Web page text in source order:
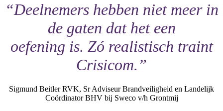
“Deelnemers hebben niet meer in
de gaten dat het een
oefening is. Zó realistisch traint
Crisicom.”
Sigmund Beitler RVK, Sr Adviseur Brandveiligheid en Landelijk
Coördinator BHV bij Sweco v/h Grontmij